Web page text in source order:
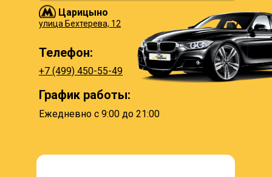
Телефон:
+7 (499) 450-55-49
График работы:
Ежедневно с 9:00 до 21:00
улица Бехтерева, 12
Царицыно